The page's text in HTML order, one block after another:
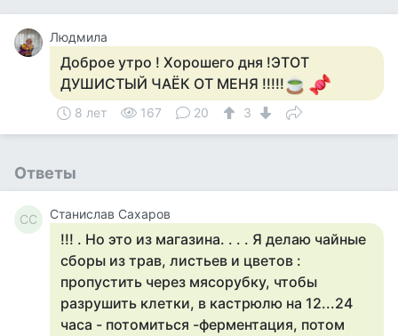
Людмила
Доброе утро ! Хорошего дня !ЭТОТ
ДУШИСТЫЙ ЧАЁК ОТ МЕНЯ !!!!!
8 лет 167 20 3
Ответы
СС Станислав Сахаров
!!! . Но это из магазина. . . . Я делаю чайные
сборы из трав, листьев и цветов :
пропустить через мясорубку, чтобы
разрушить клетки, в кастрюлю на 12...24
часа - потомиться -ферментация, потом